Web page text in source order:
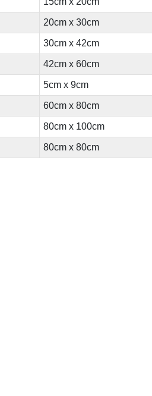
20cm x 30cm
30cm x 42cm
42cm x 60cm
5cm x 9cm
60cm x 80cm
80cm x 100cm
80cm x 80cm